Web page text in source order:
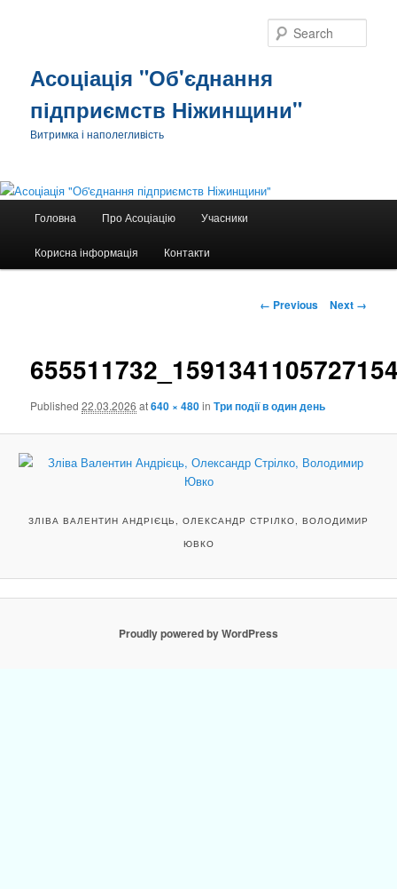
Асоціація "Об'єднання
підприємств Ніжинщини"
Витримка і наполегливість
Skip
to
Головна Про Асоціацію Учасники
Корисна інформація Контакти
Image
← Previous Next →
Published22.03.2026 at640 × 480inТри події в один день
ЗЛІВА ВАЛЕНТИН АНДРІЄЦЬ, ОЛЕКСАНДР СТРІЛКО, ВОЛОДИМИР
ЮВКО
Proudly powered by WordPress